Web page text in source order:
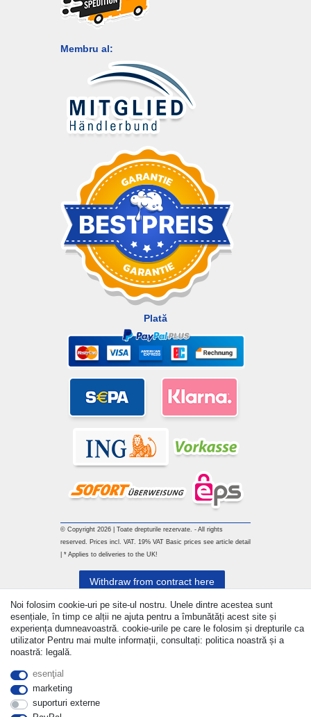
Membru al:
Plată
© Copyright 2026 | Toate drepturile rezervate. - All rights
reserved. Prices incl. VAT. 19% VAT Basic prices see article detail
| * Applies to deliveries to the UK!
Noi folosim cookie-uri pe site-ul nostru. Unele dintre acestea sunt
esențiale, în timp ce alții ne ajuta pentru a îmbunătăți acest site și
experiența dumneavoastră. cookie-urile pe care le folosim și drepturile ca
utilizator Pentru mai multe informații, consultați: politica noastră și a
noastră: legală.
esenţial
marketing
suporturi externe
Withdraw from contract here
a lua legatura